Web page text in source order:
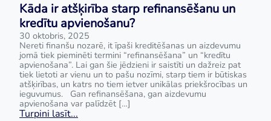
Kāda ir atšķirība starp refinansēšanu un
kredītu apvienošanu?
30 oktobris, 2025
Nereti finanšu nozarē, it īpaši kreditēšanas un aizdevumu
jomā tiek pieminēti termini “refinansēšana” un “kredītu
apvienošana”. Lai gan šie jēdzieni ir saistīti un dažreiz pat
tiek lietoti ar vienu un to pašu nozīmi, starp tiem ir būtiskas
atšķirības, un katrs no tiem ietver unikālas priekšrocības un
ieguvumus. Gan refinansēšana, gan aizdevumu
apvienošana var palīdzēt […]
Turpini lasīt...